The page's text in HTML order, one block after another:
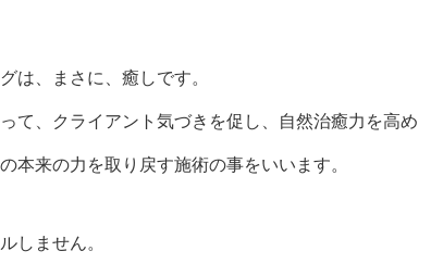
は、まさに、癒しです。
て、クライアント気づきを促し、自然治癒力を高め
本来の力を取り戻す施術の事をいいます。
しません。